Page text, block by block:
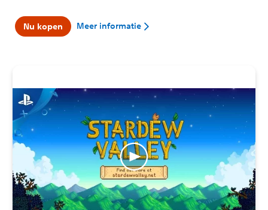
Nu kopen Meer informatie